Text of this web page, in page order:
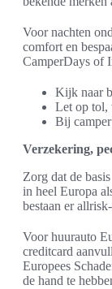
Voor nachten
comfort en
CamperDays of
Kijk naar
Let op tol,
Bij
Verzekering,
Zorg dat de
in heel Europa
bestaan er
Voor huurauto
creditcard
Europees
de hand te